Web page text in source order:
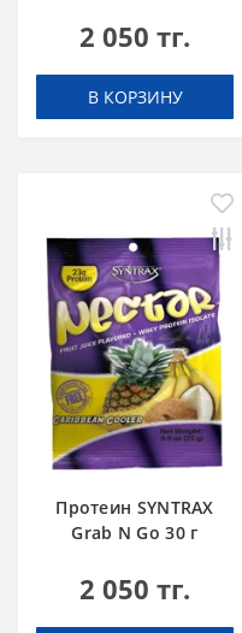
2 050 тг.
В КОРЗИНУ
Протеин SYNTRAX
Grab N Go 30 г
2 050 тг.